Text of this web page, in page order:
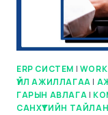
ERP СИСТЕМ |
ҮЙЛ АЖИЛЛАГАА |
ГАРЫН АВЛАГА |
САНХҮҮГИЙН ТАЙЛАН